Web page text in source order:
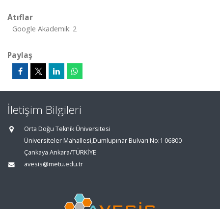
Atıflar
Google Akademik: 2
Paylaş
İletişim Bilgileri
Orta Doğu Teknik Üniversitesi
Üniversiteler Mahallesi,Dumlupınar Bulvarı No:1 06800
Çankaya Ankara/TÜRKİYE
avesis@metu.edu.tr